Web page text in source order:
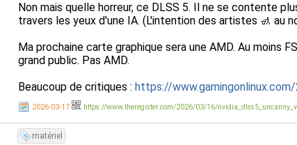
Non mais quelle horreur, ce DLSS 5. Il ne se contente
travers les yeux d'une IA. (L'intention des artistes 🚮 au
Ma prochaine carte graphique sera une AMD. Au moins
grand public. Pas AMD.
Beaucoup de critiques : https://
2026-03-17 https://www.theregister.com/2026/03/16/
matériel